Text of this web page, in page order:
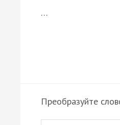
…
Преобразуйте